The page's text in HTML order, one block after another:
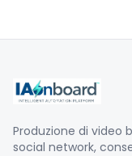
Produzione di video
social network,